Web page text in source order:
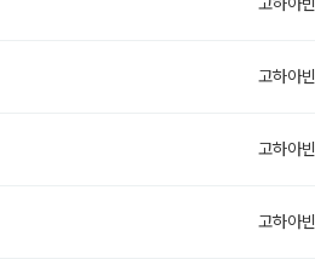
고하아빈
고하아빈
고하아빈